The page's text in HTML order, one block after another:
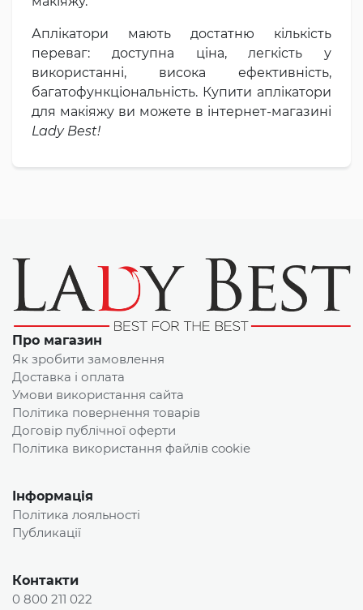
Аплікатори мають достатню кількість
переваг: доступна ціна, легкість у
використанні, висока ефективність,
багатофункціональність. Купити аплікатори
для макіяжу ви можете в інтернет-магазині
Lady Best!
Про магазин
Як зробити замовлення
Доставка і оплата
Умови використання сайта
Політика повернення товарів
Договір публічної оферти
Політика використання файлів cookie
Інформація
Політика лояльності
Публикації
Контакти
0 800 211 022